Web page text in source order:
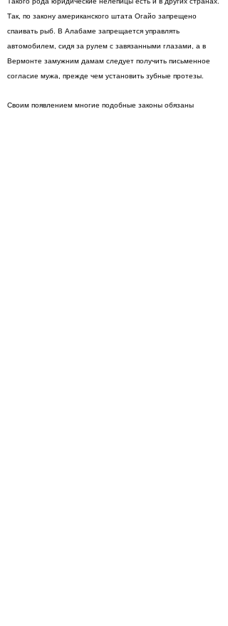
Так, по закону американского штата Огайо запрещено
спаивать рыб. В Алабаме запрещается управлять
автомобилем, сидя за рулем с завязанными глазами, а в
Вермонте замужним дамам следует получить письменное
согласие мужа, прежде чем установить зубные протезы.
Своим появлением многие подобные законы обязаны